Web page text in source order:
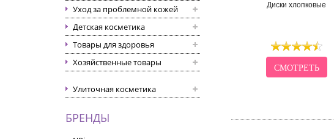
Уход за проблемной кожей
Детская косметика
Товары для здоровья
Хозяйственные товары
Улиточная косметика
БРЕНДЫ
силиконовая 3D-
Спонж косметический с
СМОТРЕТЬ
Диски хлопковые
СМОТРЕТЬ